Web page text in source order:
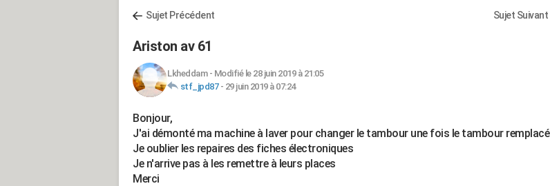
Sujet Précédent Sujet Suivant
Ariston av 61
Lkheddam- Modifié le 28 juin 2019 à 21:05
stf_jpd87- 29 juin 2019 à 07:24
Bonjour,
J'ai démonté ma machine à laver pour changer le tambour une fois le tambour remplacé
Je oublier les repaires des fiches électroniques
Je n'arrive pas à les remettre à leurs places
Merci